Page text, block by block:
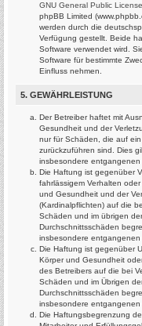
GNU General Public
phpBB Limited
werden durch die
Verfügung gestellt. Beide
Software verwendet wird.
Software für bestimmte
Einfluss nehmen.
5. GEWÄHRLEISTUNG
Der Betreiber haftet mit
Gesundheit und der
nur für Schäden, die auf
zurückzuführen sind. Dies
insbesondere entgangenen
Die Haftung ist gegenüber
fahrlässigem Verhalten
und Gesundheit und der
(Kardinalpflichten) auf die
Schäden und im übrigen
Durchschnittsschäden
insbesondere entgangenen
Die Haftung ist gegenüber
Körper und Gesundheit
des Betreibers auf die bei
Schäden und im Übrigen
Durchschnittsschäden
insbesondere entgangenen
Die Haftungsbegrenzung